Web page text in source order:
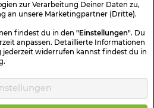
zur Verarbeitung Deiner Daten zu,
an unsere Marketingpartner (Dritte).
findest du in den "Einstellungen". Du
anpassen. Detaillierte Informationen
widerrufen kannst findest du in
.
vorbehalten. Die durchgestrichenen